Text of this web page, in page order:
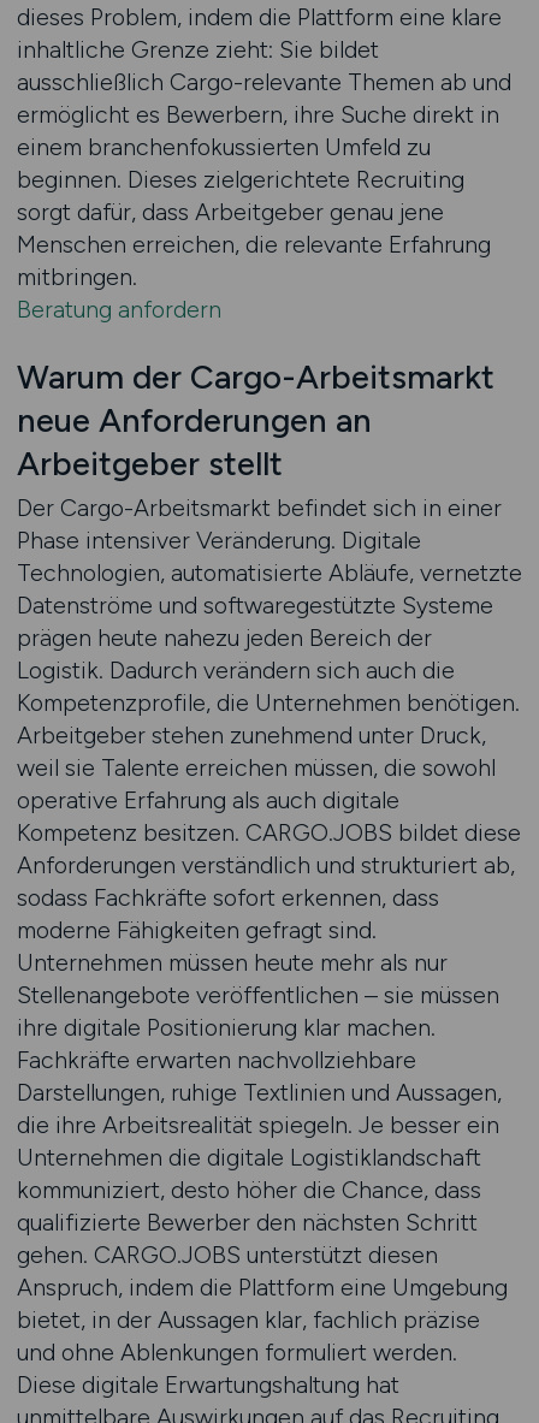
dieses Problem, indem die Plattform eine klare
inhaltliche Grenze zieht: Sie bildet
ausschließlich Cargo-relevante Themen ab und
ermöglicht es Bewerbern, ihre Suche direkt in
einem branchenfokussierten Umfeld zu
beginnen. Dieses zielgerichtete Recruiting
sorgt dafür, dass Arbeitgeber genau jene
Menschen erreichen, die relevante Erfahrung
mitbringen.
Beratung anfordern
Warum der Cargo-Arbeitsmarkt
neue Anforderungen an
Arbeitgeber stellt
Der Cargo-Arbeitsmarkt befindet sich in einer
Phase intensiver Veränderung. Digitale
Technologien, automatisierte Abläufe, vernetzte
Datenströme und softwaregestützte Systeme
prägen heute nahezu jeden Bereich der
Logistik. Dadurch verändern sich auch die
Kompetenzprofile, die Unternehmen benötigen.
Arbeitgeber stehen zunehmend unter Druck,
weil sie Talente erreichen müssen, die sowohl
operative Erfahrung als auch digitale
Kompetenz besitzen. CARGO.JOBS bildet diese
Anforderungen verständlich und strukturiert ab,
sodass Fachkräfte sofort erkennen, dass
moderne Fähigkeiten gefragt sind.
Unternehmen müssen heute mehr als nur
Stellenangebote veröffentlichen – sie müssen
ihre digitale Positionierung klar machen.
Fachkräfte erwarten nachvollziehbare
Darstellungen, ruhige Textlinien und Aussagen,
die ihre Arbeitsrealität spiegeln. Je besser ein
Unternehmen die digitale Logistiklandschaft
kommuniziert, desto höher die Chance, dass
qualifizierte Bewerber den nächsten Schritt
gehen. CARGO.JOBS unterstützt diesen
Anspruch, indem die Plattform eine Umgebung
bietet, in der Aussagen klar, fachlich präzise
und ohne Ablenkungen formuliert werden.
Diese digitale Erwartungshaltung hat
unmittelbare Auswirkungen auf das Recruiting.